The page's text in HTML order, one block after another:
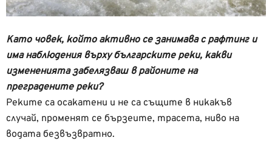
Като човек, който активно се занимава с рафтинг и
има наблюдения върху българските реки, какви
измененията забелязваш в районите на
преградените реки?
Реките са осакатени и не са същите в никакъв
случай, променят се бързеите, трасета, ниво на
водата безвъзвратно.